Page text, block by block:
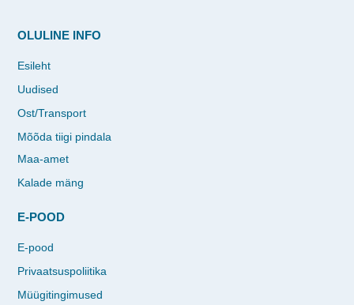
OLULINE INFO
Esileht
Uudised
Ost/Transport
Mõõda tiigi pindala
Maa-amet
Kalade mäng
E-POOD
E-pood
Privaatsuspoliitika
Müügitingimused